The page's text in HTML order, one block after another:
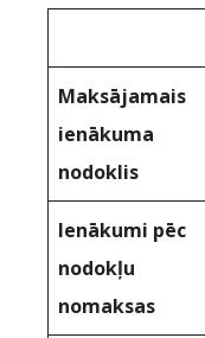
Maksājamais
ienākuma
nodoklis
Ienākumi pēc
nodokļu
nomaksas